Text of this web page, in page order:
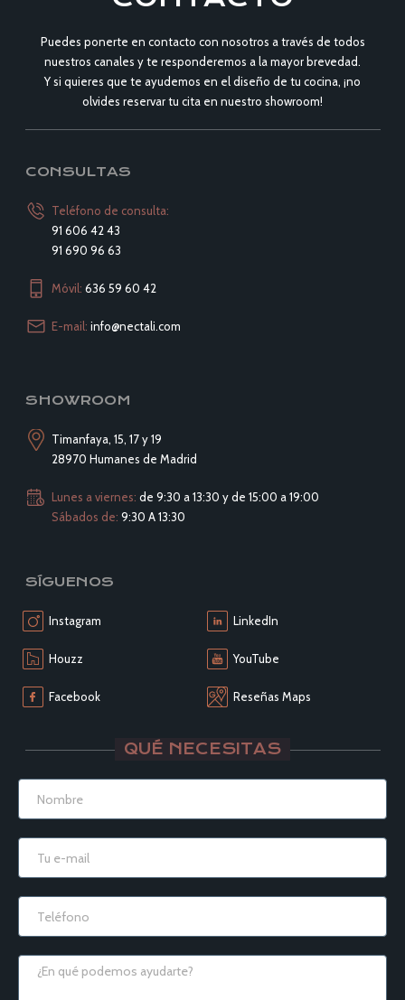
Puedes ponerte en contacto con nosotros a través de todos
nuestros canales y te responderemos a la mayor brevedad.
Y si quieres que te ayudemos en el diseño de tu cocina, ¡no
olvides reservar tu cita en nuestro showroom!
CONSULTAS
Teléfono de consulta:
91 606 42 43
91 690 96 63
Móvil: 636 59 60 42
E-mail: info@nectali.com
SHOWROOM
Timanfaya, 15, 17 y 19
28970 Humanes de Madrid
Lunes a viernes: de 9:30 a 13:30 y de 15:00 a 19:00
Sábados de: 9:30 A 13:30
SÍGUENOS
Instagram
Houzz
Facebook
LinkedIn
YouTube
Reseñas Maps
QUÉ NECESITAS